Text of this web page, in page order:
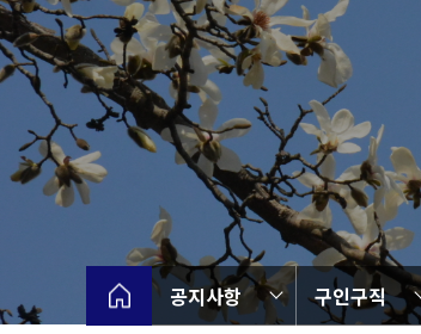
공지사항 구인구직